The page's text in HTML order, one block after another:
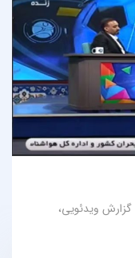
گزارش ویدئویی،